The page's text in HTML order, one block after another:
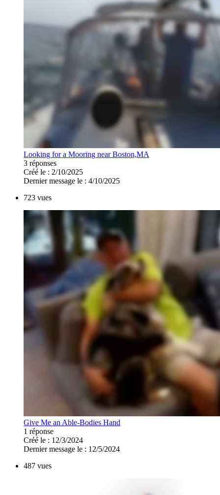
Looking for a Mooring near Boston,MA
3 réponses
Créé le : 2/10/2025
Dernier message le : 4/10/2025
723 vues
Give Me an Able-Bodies Hand
1 réponse
Créé le : 12/3/2024
Dernier message le : 12/5/2024
487 vues